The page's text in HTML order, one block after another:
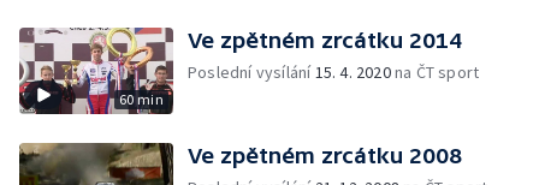
60 min
Ve zpětném zrcátku 2014
Poslední vysílání15. 4. 2020na ČT sport
Ve zpětném zrcátku 2008